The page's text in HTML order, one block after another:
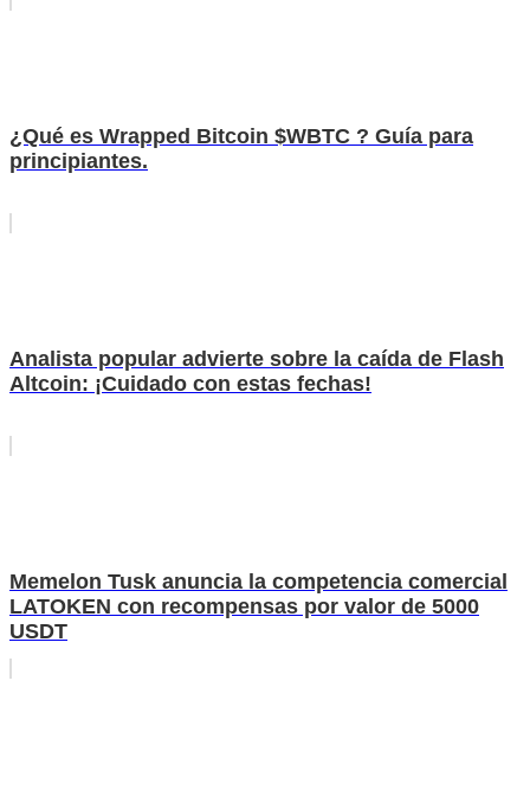
¿Qué es Wrapped Bitcoin $WBTC ? Guía para
principiantes.
Analista popular advierte sobre la caída de Flash
Altcoin: ¡Cuidado con estas fechas!
Memelon Tusk anuncia la competencia comercial
LATOKEN con recompensas por valor de 5000
USDT